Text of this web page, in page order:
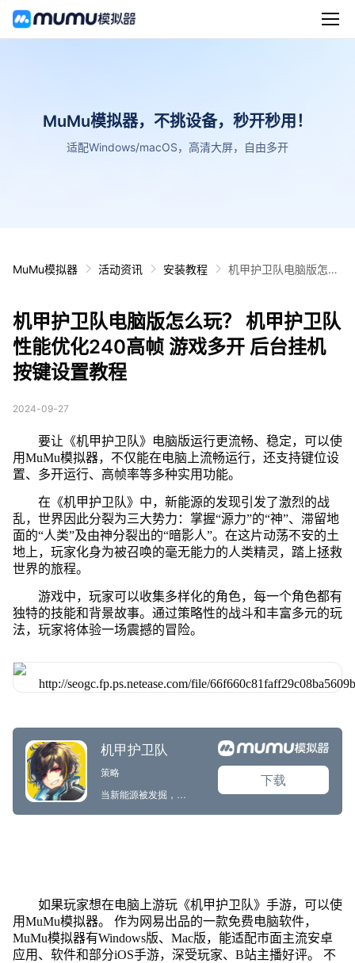
MuMu模拟器，不挑设备，秒开秒用！
适配Windows/macOS，高清大屏，自由多开
MuMu模拟器 活动资讯 安装教程
机甲护卫队电脑版怎么
后台挂机 按键设置教程
机甲护卫队电脑版怎么玩？ 机甲护卫队
性能优化240高帧 游戏多开 后台挂机
按键设置教程
2024-09-27
要让《机甲护卫队》电脑版运行更流畅、稳定，可以使
用MuMu模拟器，不仅能在电脑上流畅运行，还支持键位设
置、多开运行、高帧率等多种实用功能。
在《机甲护卫队》中，新能源的发现引发了激烈的战
乱，世界因此分裂为三大势力：掌握“源力”的“神”、滞留地
面的“人类”及由神分裂出的“暗影人”。在这片动荡不安的土
地上，玩家化身为被召唤的毫无能力的人类精灵，踏上拯救
世界的旅程。
游戏中，玩家可以收集多样化的角色，每一个角色都有
独特的技能和背景故事。通过策略性的战斗和丰富多元的玩
法，玩家将体验一场震撼的冒险。
如果玩家想在电脑上游玩《机甲护卫队》手游，可以使
用MuMu模拟器。 作为网易出品的一款免费电脑软件，
MuMu模拟器有Windows版、Mac版，能适配市面主流安卓
应用、软件和部分iOS手游，深受玩家、B站主播好评。 不